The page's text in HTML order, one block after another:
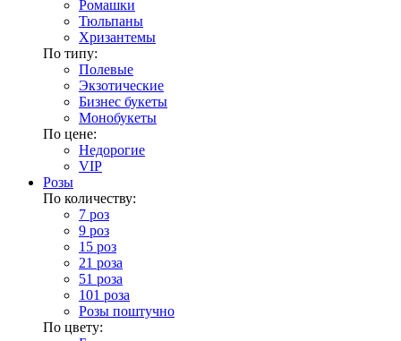
Ромашки
Тюльпаны
Хризантемы
По типу:
Полевые
Экзотические
Бизнес букеты
Монобукеты
По цене:
Недорогие
VIP
Розы
По количеству:
7 роз
9 роз
15 роз
21 роза
51 роза
101 роза
Розы поштучно
По цвету: